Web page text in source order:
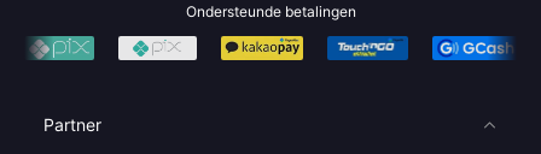
Ondersteunde betalingen
Partner